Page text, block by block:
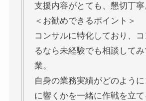
支援内容がとても、懇切丁寧
＜お勧めできるポイント＞
コンサルに特化しており、
るなら未経験でも相談して
業。
自身の業務実績がどのよう
に響くかを一緒に作戦を立